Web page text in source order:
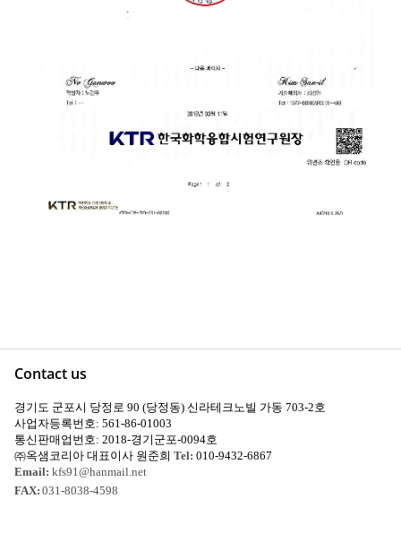
Contact us
경기도 군포시 당정로 90 (당정동) 신라테크노빌 가동 703-2호
사업자등록번호: 561-86-01003
통신판매업번호: 2018-경기군포-0094호
㈜옥샘코리아 대표이사 원준희 Tel: 010-9432-6867
Email: kfs91@hanmail.net
FAX: